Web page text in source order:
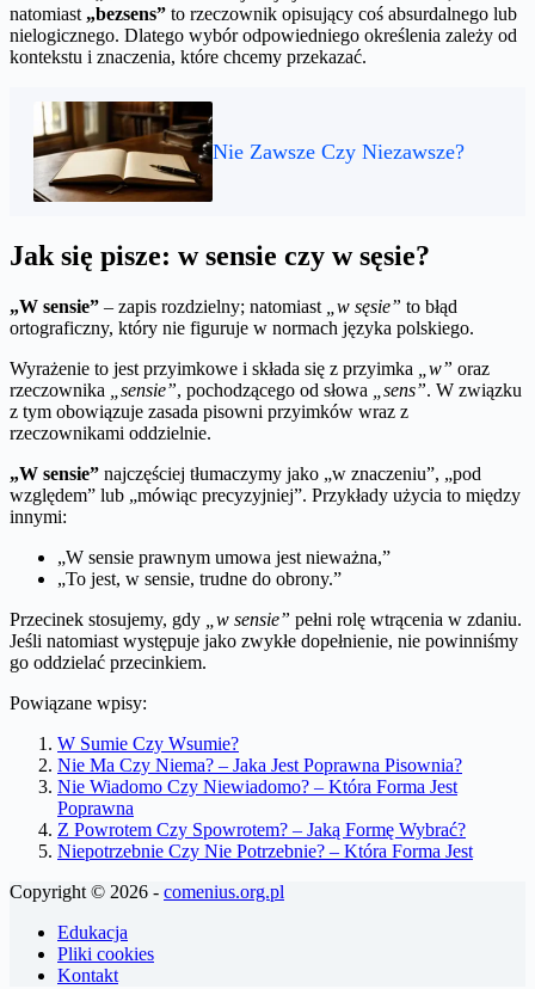
natomiast „bezsens” to rzeczownik opisujący coś absurdalnego lub
nielogicznego. Dlatego wybór odpowiedniego określenia zależy od
kontekstu i znaczenia, które chcemy przekazać.
Nie Zawsze Czy Niezawsze?
Jak się pisze: w sensie czy w sęsie?
„W sensie” – zapis rozdzielny; natomiast „w sęsie” to błąd
ortograficzny, który nie figuruje w normach języka polskiego.
Wyrażenie to jest przyimkowe i składa się z przyimka
„w” oraz
rzeczownika
„sensie”, pochodzącego od słowa „sens”. W związku
z tym obowiązuje zasada pisowni przyimków wraz z
rzeczownikami oddzielnie.
„W sensie” najczęściej tłumaczymy jako „w znaczeniu”, „pod
względem” lub „mówiąc precyzyjniej”. Przykłady użycia to między
innymi:
„W sensie prawnym umowa jest nieważna,”
„To jest, w sensie, trudne do obrony.”
Przecinek stosujemy, gdy
„w sensie” pełni rolę wtrącenia w zdaniu.
Jeśli natomiast występuje jako zwykłe dopełnienie, nie powinniśmy
go oddzielać przecinkiem.
Powiązane wpisy:
W Sumie Czy Wsumie?
Nie Ma Czy Niema? – Jaka Jest Poprawna Pisownia?
Nie Wiadomo Czy Niewiadomo? – Która Forma Jest
Poprawna
Z Powrotem Czy Spowrotem? – Jaką Formę Wybrać?
Niepotrzebnie Czy Nie Potrzebnie? – Która Forma Jest
Copyright © 2026 - comenius.org.pl
Edukacja
Pliki cookies
Kontakt